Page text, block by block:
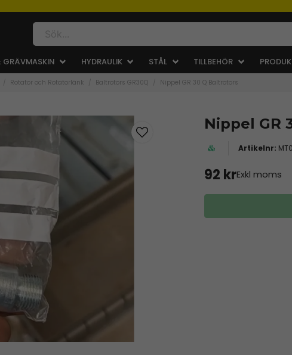
GRÄVMASKIN HYDRAULIK STÅL TILLBEHÖR
Rotator och Rotatorlänk Baltrotors GR30Q Nippel GR 30 Q Baltrotors
Nippel GR
92 krExkl moms